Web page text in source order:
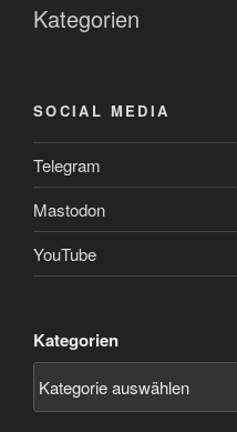
Kategorien
SOCIAL MEDIA
Telegram
Mastodon
YouTube
Kategorien